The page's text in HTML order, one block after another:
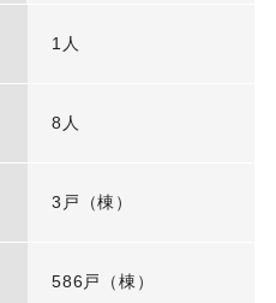
1人
8人
3戸（棟）
586戸（棟）